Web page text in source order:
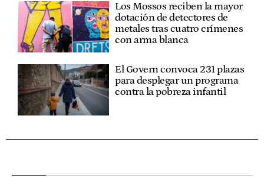
Los Mossos reciben la mayor
dotación de detectores de
metales tras cuatro crímenes
con arma blanca
El Govern convoca 231 plazas
para desplegar un programa
contra la pobreza infantil